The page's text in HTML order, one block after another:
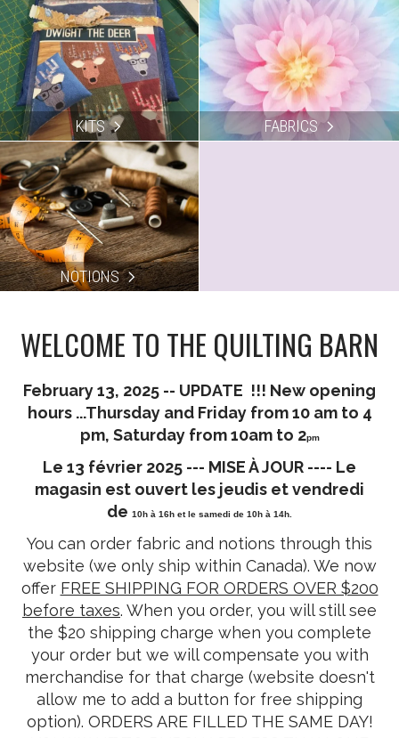
KITS FABRICS
NOTIONS
WELCOME TO THE QUILTING BARN
February 13, 2025 -- UPDATE !!! New opening
hours ...Thursday and Friday from 10 am to 4
pm, Saturday from 10am to 2pm
Le 13 février 2025 --- MISE À JOUR ---- Le
magasin est ouvert les jeudis et vendredi
de 10h à 16h et le samedi de 10h à 14h.
You can order fabric and notions through this
website (we only ship within Canada). We now
offer FREE SHIPPING FOR ORDERS OVER $200
before taxes. When you order, you will still see
the $20 shipping charge when you complete
your order but we will compensate you with
merchandise for that charge (website doesn't
allow me to add a button for free shipping
option). ORDERS ARE FILLED THE SAME DAY!